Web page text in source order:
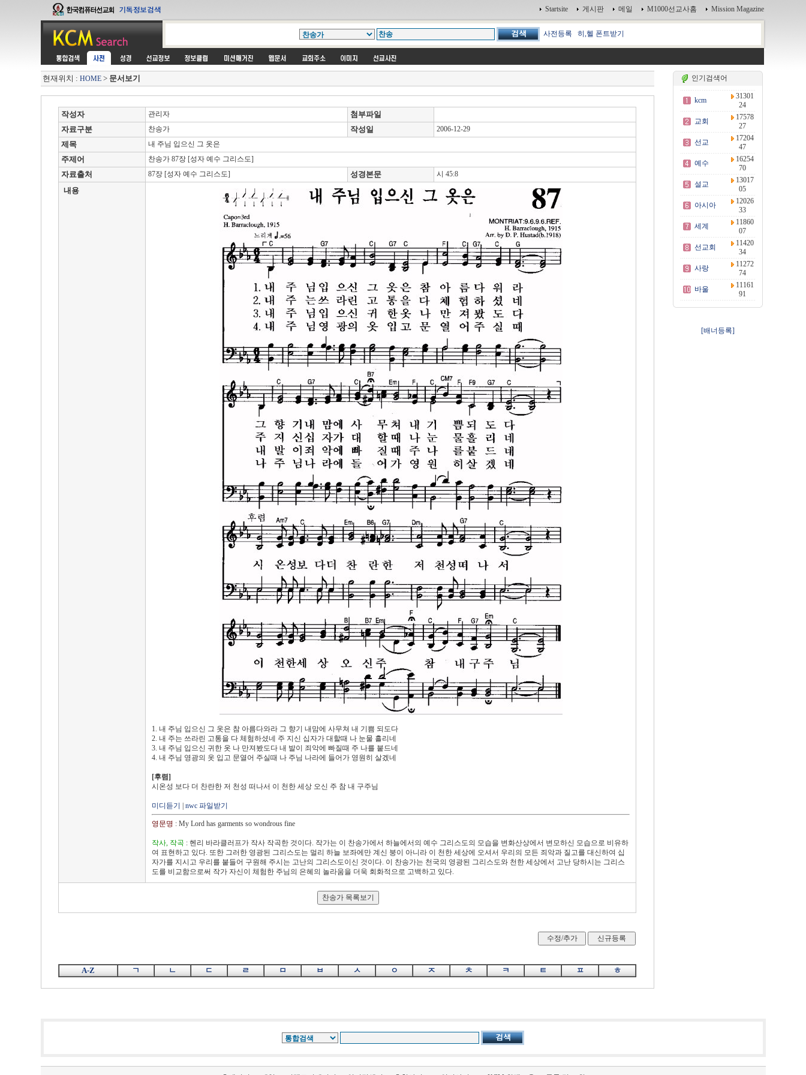
Startsite 게시판 메일 M1000선교사홈 Mission Magazine
사전등록 히,헬 폰트받기
현재위치 : HOME> 문서보기
작성자 관리자
첨부파일
자료구분
찬송가 작성일 2006-12-29
제목 내 주님 입으신 그 옷은
주제어 찬송가 87장 [성자 예수 그리스도]
자료출처 87장 [성자 예수 그리스도] 성경본문 시 45:8
내용
1. 내 주님 입으신 그 옷은 참 아름다와라 그 향기 내맘에 사무쳐 내 기쁨 되도다
2. 내 주는 쓰라린 고통을 다 체험하셨네 주 지신 십자가 대할때 나 눈물 흘리네
3. 내 주님 입으신 귀한 옷 나 만져봤도다 내 발이 죄악에 빠질때 주 나를 붙드네
4. 내 주님 영광의 옷 입고 문열어 주실때 나 주님 나라에 들어가 영원히 살겠네
[후렴]
시온성 보다 더 찬란한 저 천성 떠나서 이 천한 세상 오신 주 참 내 구주님
미디듣기 nwc 파일받기
영문명 : My Lord has garments so wondrous fine
작사, 작곡 : 헨리 바라클러프가 작사 작곡한 것이다. 작가는 이 찬송가에서 하늘에서의 예수 그리스도의 모습을 변화산상에서 변모하신 모습으로 비유하
여 표현하고 있다. 또한 그러한 영광된 그리스도는 멀리 하늘 보좌에만 계신 붕이 아니라 이 천한 세상에 오셔서 우리의 모든 죄악과 질고를 대신하여 십
자가를 지시고 우리를 붙들어 구원해 주시는 고난의 그리스도이신 것이다. 이 찬송가는 천국의 영광된 그리스도와 천한 세상에서 고난 당하시는 그리스
도를 비교함으로써 작가 자신이 체험한 주님의 은혜의 놀라움을 더욱 회화적으로 고백하고 있다.
A-Z ㄱ ㄴ ㄷ ㄹ ㅁ ㅂ ㅅ ㅇ ㅈ ㅊ ㅋ ㅌ ㅍ ㅎ
인기검색어
kcm
31301
24
교회
17578
27
선교
17204
47
예수
16254
70
설교
13017
05
아시아
12026
33
세계
11860
07
선교회
11420
34
사랑
11272
74
바울
11161
91
[배너등록]